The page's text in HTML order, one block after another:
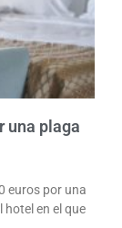
una plaga
euros por una
hotel en el que